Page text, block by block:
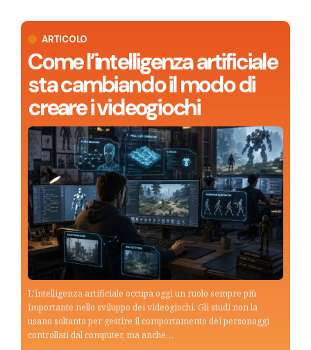
ARTICOLO
Come l’intelligenza artificiale
sta cambiando il modo di
creare i videogiochi
L'intelligenza artificiale occupa oggi un ruolo sempre più
importante nello sviluppo dei videogiochi. Gli studi non la
usano soltanto per gestire il comportamento dei personaggi
controllati dal computer, ma anche…